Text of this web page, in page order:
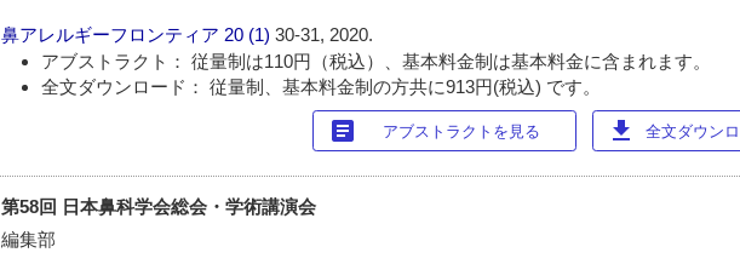
鼻アレルギーフロンティア 20 (1)30-31, 2020.
アブストラクト： 従量制は110円（税込）、基本料金制は基本料金に含まれます。
全文ダウンロード： 従量制、基本料金制の方共に913円(税込) です。
article アブストラクトを見る download 全文ダウン
第58回 日本鼻科学会総会・学術講演会
編集部